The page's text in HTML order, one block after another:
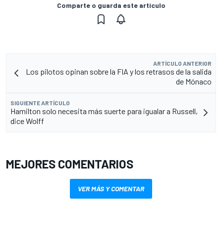
Comparte o guarda este artículo
ARTÍCULO ANTERIOR
Los pilotos opinan sobre la FIA y los retrasos de la salida
de Mónaco
SIGUIENTE ARTÍCULO
Hamilton solo necesita más suerte para igualar a Russell,
dice Wolff
MEJORES COMENTARIOS
VER MÁS Y COMENTAR